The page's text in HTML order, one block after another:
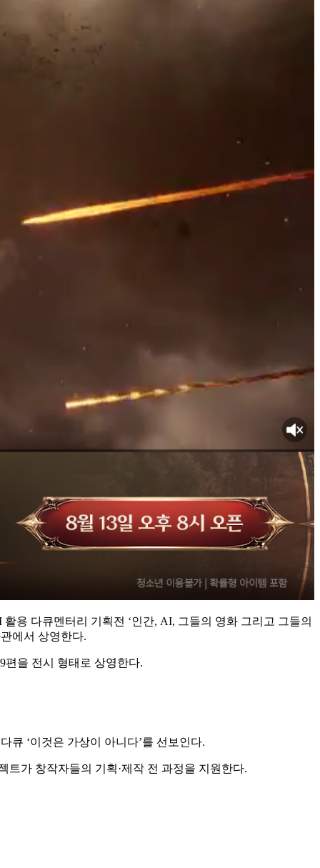
용 다큐멘터리 기획전 ‘인간, AI, 그들의 영화 그리고 그들의
에서 상영한다.
편을 전시 형태로 상영한다.
큐 ‘이것은 가상이 아니다’를 선보인다.
트가 창작자들의 기획·제작 전 과정을 지원한다.